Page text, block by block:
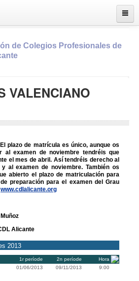
de Colegios Profesionales de
VALENCIANO
plazo de matrícula es único, aunque os
al examen de noviembre tendréis que
el mes de abril. Así tendréis derecho al
al examen de noviembre. También os
abierto el plazo de matriculación para
preparación para el examen del Grau
www.cdlalicante.org
Alicante
2013
1r període 2n període
Hora
01/06/2013 09/11/2013 9:00